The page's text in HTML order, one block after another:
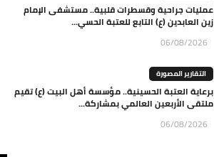
عمليات جراحية وقسطرات قلبية.. مستشفى الإمام
زين العابدين (ع) التابع للعتبة الحسي...
06/08/2026
التقارير المصورة
برعاية العتبة الحسينية.. مؤسسة أهل البيت (ع) تقيم
ملتقى الأربعين العالمي بمشاركة...
06/08/2026